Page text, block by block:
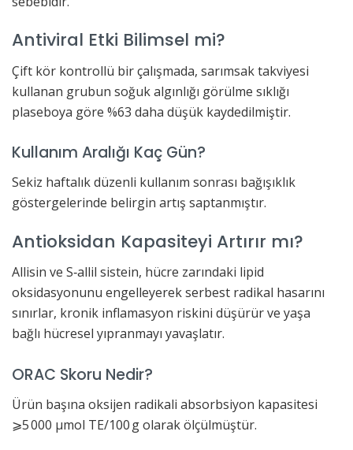
Antiviral Etki Bilimsel mi?
Çift kör kontrollü bir çalışmada, sarımsak takviyesi
kullanan grubun soğuk algınlığı görülme sıklığı
plaseboya göre %63 daha düşük kaydedilmiştir.
Kullanım Aralığı Kaç Gün?
Sekiz haftalık düzenli kullanım sonrası bağışıklık
göstergelerinde belirgin artış saptanmıştır.
Antioksidan Kapasiteyi Artırır mı?
Allisin ve S‐allil sistein, hücre zarındaki lipid
oksidasyonunu engelleyerek serbest radikal hasarını
sınırlar, kronik inflamasyon riskini düşürür ve yaşa
bağlı hücresel yıpranmayı yavaşlatır.
ORAC Skoru Nedir?
Ürün başına oksijen radikali absorbsiyon kapasitesi
⩾5 000 µmol TE/100 g olarak ölçülmüştür.